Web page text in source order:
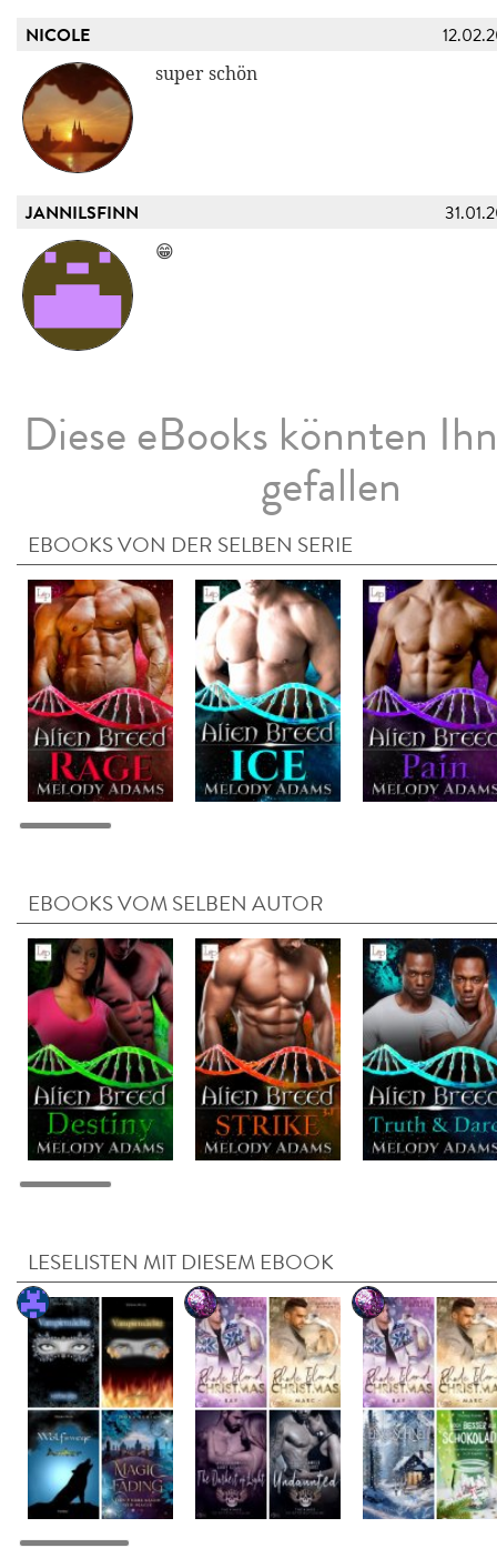
NICOLE
super schön
JANNILSFINN
😁
Diese eBooks könnten
gefallen
EBOOKS VON DER SELBEN SERIE
EBOOKS VOM SELBEN AUTOR
LESELISTEN MIT DIESEM EBOOK